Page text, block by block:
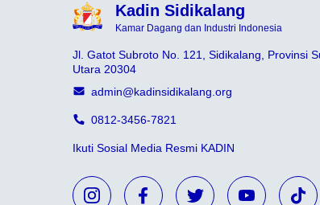
Kadin Sidikalang
Kamar Dagang dan Industri Indonesia
Jl. Gatot Subroto No. 121, Sidikalang, Provinsi
Utara 20304
admin@kadinsidikalang.org
0812-3456-7821
Ikuti Sosial Media Resmi KADIN